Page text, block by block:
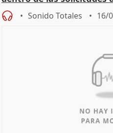
Sonido Totales 16/